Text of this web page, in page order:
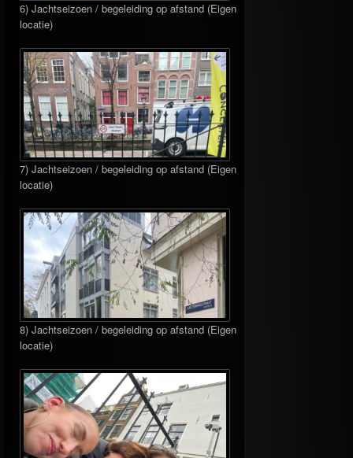
6) Jachtseizoen / begeleiding op afstand (Eigen
locatie)
7) Jachtseizoen / begeleiding op afstand (Eigen
locatie)
8) Jachtseizoen / begeleiding op afstand (Eigen
locatie)